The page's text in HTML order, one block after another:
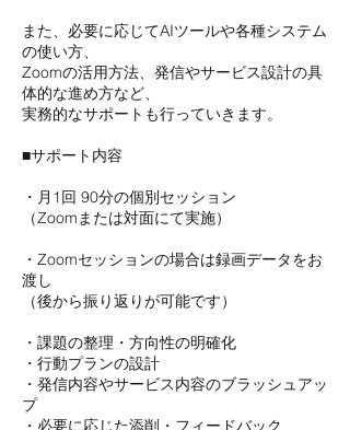
また、必要に応じてAIツールや各種システム
の使い方、
Zoomの活用方法、発信やサービス設計の具
体的な進め方など、
実務的なサポートも行っていきます。
■サポート内容
・月1回 90分の個別セッション
（Zoomまたは対面にて実施）
・Zoomセッションの場合は録画データをお
渡し
（後から振り返りが可能です）
・課題の整理・方向性の明確化
・行動プランの設計
・発信内容やサービス内容のブラッシュアッ
プ
・必要に応じた添削・フィードバック